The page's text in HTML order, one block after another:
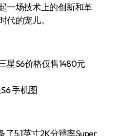
一场技术上的创新和革
代的宠儿。
手机图
5.1英寸2K分辨率Super